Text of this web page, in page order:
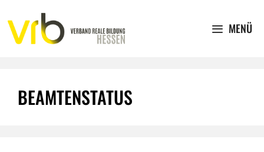
Inhalt
springen
MENÜ
BEAMTENSTATUS